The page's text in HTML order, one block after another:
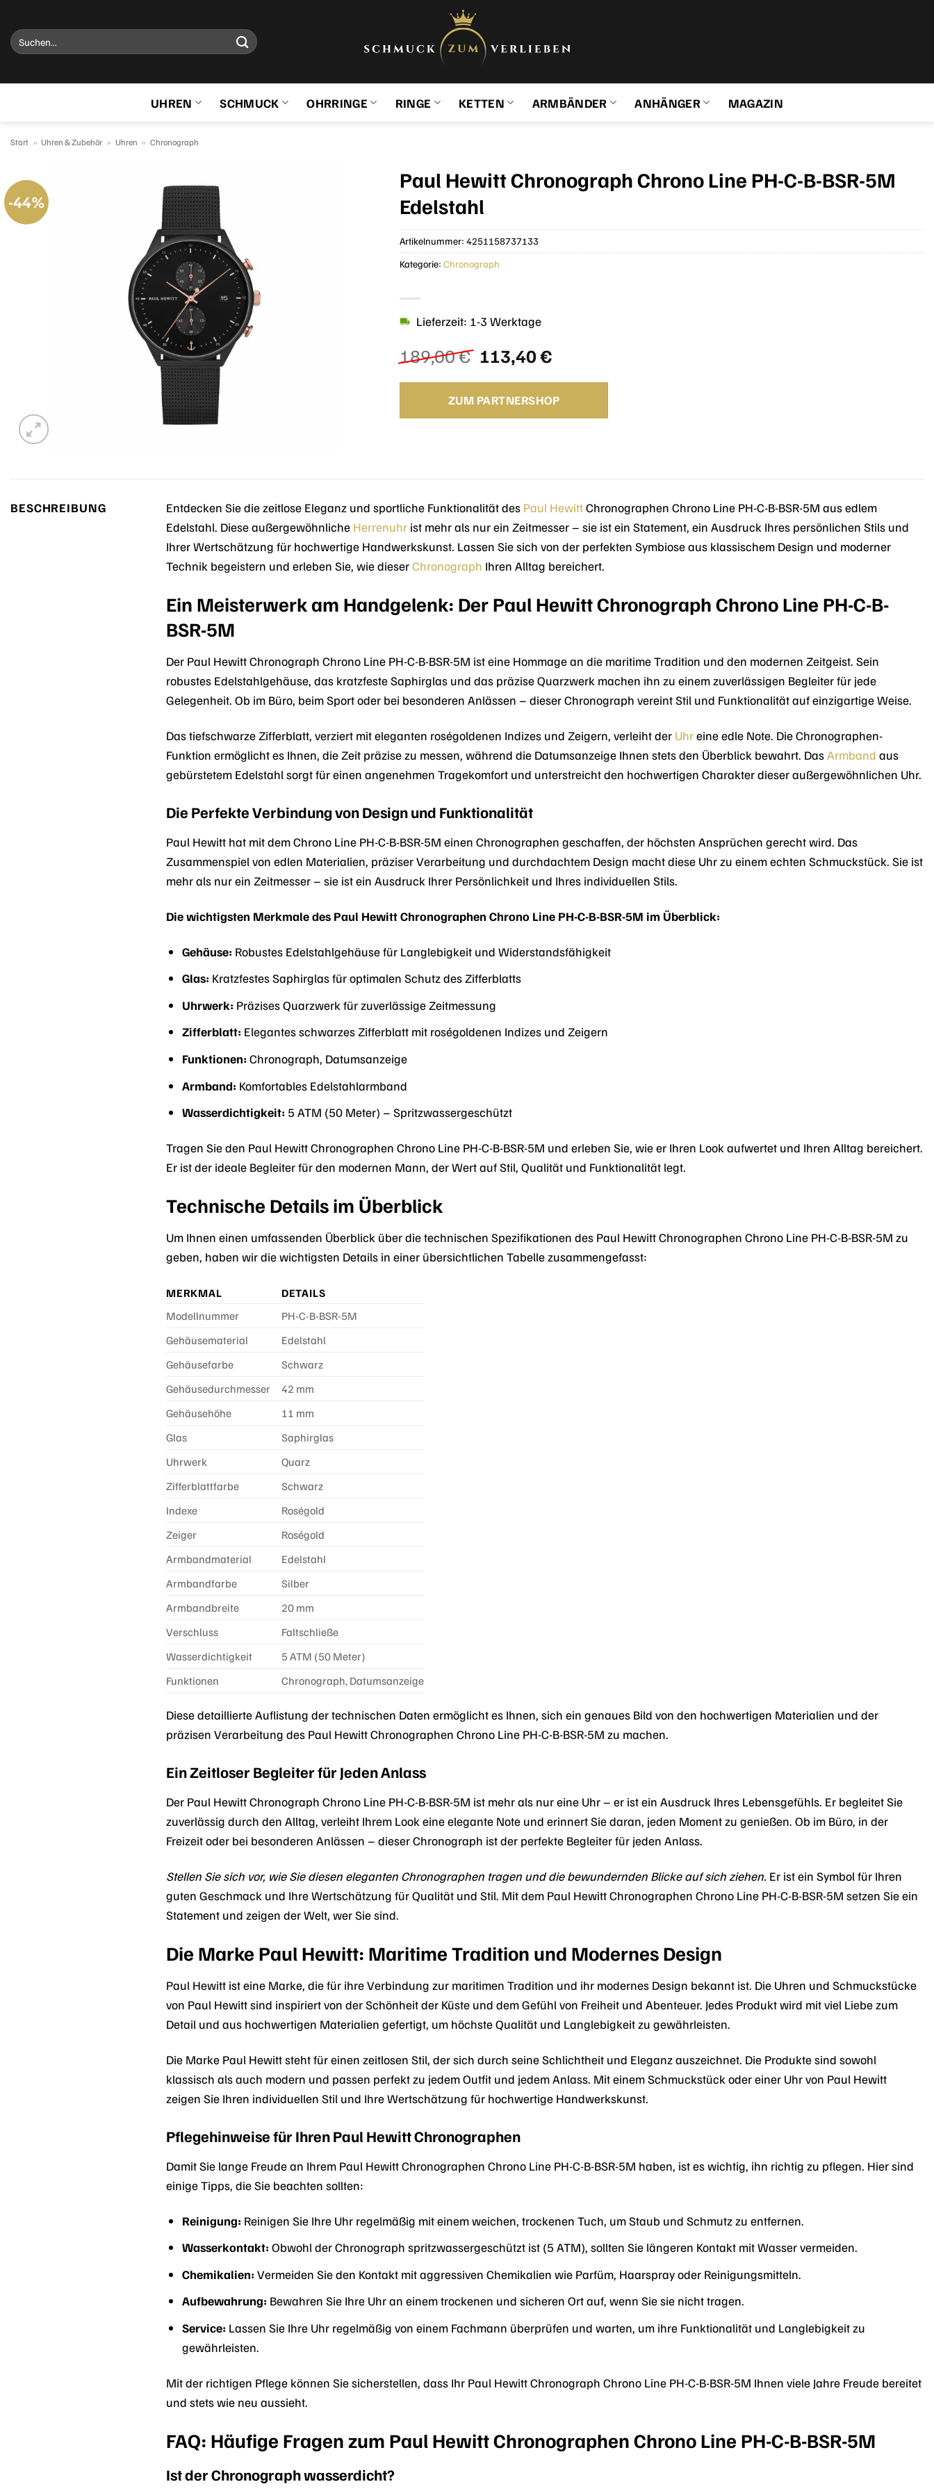
Inhalt
springen
Suchen
nach:
UHREN SCHMUCK OHRRINGE RINGE KETTEN ARMBÄNDER ANHÄNGER MAGAZIN
Start » Uhren & Zubehör » Uhren » Chronograph
-44%
Paul Hewitt Chronograph Chrono Line PH-C-B-BSR-5M
Edelstahl
189,00€ Ursprünglicher
Preis
war:
189,00 €
113,40€Aktueller
ist:
113,40 €.
Lieferzeit: 1-3 Werktage
ZUM PARTNERSHOP
Artikelnummer: 4251158737133
Kategorie: Chronograph
BESCHREIBUNG Entdecken Sie die zeitlose Eleganz und sportliche Funktionalität des Paul HewittChronographen Chrono Line PH-C-B-BSR-5M aus edlem
Edelstahl. Diese außergewöhnliche Herrenuhr ist mehr als nur ein Zeitmesser – sie ist ein Statement, ein Ausdruck Ihres persönlichen Stils und
Ihrer Wertschätzung für hochwertige Handwerkskunst. Lassen Sie sich von der perfekten Symbiose aus klassischem Design und moderner
Technik begeistern und erleben Sie, wie dieserChronograph Ihren Alltag bereichert.
Ein Meisterwerk am Handgelenk: Der Paul Hewitt Chronograph Chrono Line PH-C-B-
BSR-5M
Der Paul Hewitt Chronograph Chrono Line PH-C-B-BSR-5M ist eine Hommage an die maritime Tradition und den modernen Zeitgeist. Sein
robustes Edelstahlgehäuse, das kratzfeste Saphirglas und das präzise Quarzwerk machen ihn zu einem zuverlässigen Begleiter für jede
Gelegenheit. Ob im Büro, beim Sport oder bei besonderen Anlässen – dieser Chronograph vereint Stil und Funktionalität auf einzigartige Weise.
Das tiefschwarze Zifferblatt, verziert mit eleganten roségoldenen Indizes und Zeigern, verleiht der Uhreine edle Note. Die Chronographen-
Funktion ermöglicht es Ihnen, die Zeit präzise zu messen, während die Datumsanzeige Ihnen stets den Überblick bewahrt. DasArmband aus
gebürstetem Edelstahl sorgt für einen angenehmen Tragekomfort und unterstreicht den hochwertigen Charakter dieser außergewöhnlichen Uhr.
Die Perfekte Verbindung von Design und Funktionalität
Paul Hewitt hat mit dem Chrono Line PH-C-B-BSR-5M einen Chronographen geschaffen, der höchsten Ansprüchen gerecht wird. Das
Zusammenspiel von edlen Materialien, präziser Verarbeitung und durchdachtem Design macht diese Uhr zu einem echten Schmuckstück. Sie ist
mehr als nur ein Zeitmesser – sie ist ein Ausdruck Ihrer Persönlichkeit und Ihres individuellen Stils.
Die wichtigsten Merkmale des Paul Hewitt Chronographen Chrono Line PH-C-B-BSR-5M im Überblick:
Gehäuse: Robustes Edelstahlgehäuse für Langlebigkeit und Widerstandsfähigkeit
Glas: Kratzfestes Saphirglas für optimalen Schutz des Zifferblatts
Uhrwerk: Präzises Quarzwerk für zuverlässige Zeitmessung
Zifferblatt: Elegantes schwarzes Zifferblatt mit roségoldenen Indizes und Zeigern
Funktionen: Chronograph, Datumsanzeige
Armband: Komfortables Edelstahlarmband
Wasserdichtigkeit: 5 ATM (50 Meter) – Spritzwassergeschützt
Tragen Sie den Paul Hewitt Chronographen Chrono Line PH-C-B-BSR-5M und erleben Sie, wie er Ihren Look aufwertet und Ihren Alltag bereichert.
Er ist der ideale Begleiter für den modernen Mann, der Wert auf Stil, Qualität und Funktionalität legt.
Technische Details im Überblick
Um Ihnen einen umfassenden Überblick über die technischen Spezifikationen des Paul Hewitt Chronographen Chrono Line PH-C-B-BSR-5M zu
geben, haben wir die wichtigsten Details in einer übersichtlichen Tabelle zusammengefasst:
MERKMAL
DETAILS
Modellnummer
PH-C-B-BSR-5M
Gehäusematerial
Edelstahl
Gehäusefarbe
Schwarz
Gehäusedurchmesser
42 mm
Gehäusehöhe
11 mm
Glas
Saphirglas
Uhrwerk
Quarz
Zifferblattfarbe
Schwarz
Indexe
Roségold
Zeiger
Roségold
Armbandmaterial
Edelstahl
Armbandfarbe
Silber
Armbandbreite
20 mm
Verschluss
Faltschließe
Wasserdichtigkeit
5 ATM (50 Meter)
Funktionen
Chronograph, Datumsanzeige
Diese detaillierte Auflistung der technischen Daten ermöglicht es Ihnen, sich ein genaues Bild von den hochwertigen Materialien und der
präzisen Verarbeitung des Paul Hewitt Chronographen Chrono Line PH-C-B-BSR-5M zu machen.
Ein Zeitloser Begleiter für Jeden Anlass
Der Paul Hewitt Chronograph Chrono Line PH-C-B-BSR-5M ist mehr als nur eine Uhr – er ist ein Ausdruck Ihres Lebensgefühls. Er begleitet Sie
zuverlässig durch den Alltag, verleiht Ihrem Look eine elegante Note und erinnert Sie daran, jeden Moment zu genießen. Ob im Büro, in der
Freizeit oder bei besonderen Anlässen – dieser Chronograph ist der perfekte Begleiter für jeden Anlass.
Stellen Sie sich vor, wie Sie diesen eleganten Chronographen tragen und die bewundernden Blicke auf sich ziehen. Er ist ein Symbol für Ihren
guten Geschmack und Ihre Wertschätzung für Qualität und Stil. Mit dem Paul Hewitt Chronographen Chrono Line PH-C-B-BSR-5M setzen Sie ein
Statement und zeigen der Welt, wer Sie sind.
Die Marke Paul Hewitt: Maritime Tradition und Modernes Design
Paul Hewitt ist eine Marke, die für ihre Verbindung zur maritimen Tradition und ihr modernes Design bekannt ist. Die Uhren und Schmuckstücke
von Paul Hewitt sind inspiriert von der Schönheit der Küste und dem Gefühl von Freiheit und Abenteuer. Jedes Produkt wird mit viel Liebe zum
Detail und aus hochwertigen Materialien gefertigt, um höchste Qualität und Langlebigkeit zu gewährleisten.
Die Marke Paul Hewitt steht für einen zeitlosen Stil, der sich durch seine Schlichtheit und Eleganz auszeichnet. Die Produkte sind sowohl
klassisch als auch modern und passen perfekt zu jedem Outfit und jedem Anlass. Mit einem Schmuckstück oder einer Uhr von Paul Hewitt
zeigen Sie Ihren individuellen Stil und Ihre Wertschätzung für hochwertige Handwerkskunst.
Pflegehinweise für Ihren Paul Hewitt Chronographen
Damit Sie lange Freude an Ihrem Paul Hewitt Chronographen Chrono Line PH-C-B-BSR-5M haben, ist es wichtig, ihn richtig zu pflegen. Hier sind
einige Tipps, die Sie beachten sollten:
Reinigung: Reinigen Sie Ihre Uhr regelmäßig mit einem weichen, trockenen Tuch, um Staub und Schmutz zu entfernen.
Wasserkontakt: Obwohl der Chronograph spritzwassergeschützt ist (5 ATM), sollten Sie längeren Kontakt mit Wasser vermeiden.
Chemikalien: Vermeiden Sie den Kontakt mit aggressiven Chemikalien wie Parfüm, Haarspray oder Reinigungsmitteln.
Aufbewahrung: Bewahren Sie Ihre Uhr an einem trockenen und sicheren Ort auf, wenn Sie sie nicht tragen.
Service: Lassen Sie Ihre Uhr regelmäßig von einem Fachmann überprüfen und warten, um ihre Funktionalität und Langlebigkeit zu
gewährleisten.
Mit der richtigen Pflege können Sie sicherstellen, dass Ihr Paul Hewitt Chronograph Chrono Line PH-C-B-BSR-5M Ihnen viele Jahre Freude bereitet
und stets wie neu aussieht.
FAQ: Häufige Fragen zum Paul Hewitt Chronographen Chrono Line PH-C-B-BSR-5M
Ist der Chronograph wasserdicht?